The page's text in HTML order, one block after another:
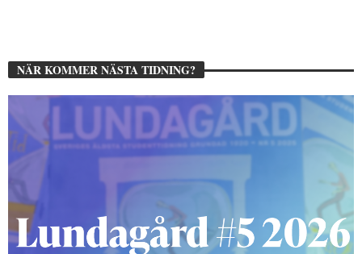
NÄR KOMMER NÄSTA TIDNING?